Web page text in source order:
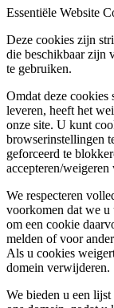
Essentiële Website
Deze cookies zijn
die beschikbaar zijn
te gebruiken.
Omdat deze
leveren, heeft het
onze site. U kunt
browserinstellingen
geforceerd te
accepteren/
We respecteren
voorkomen dat we u
om een cookie
melden of voor
Als u cookies
domein verwijderen.
We bieden u een